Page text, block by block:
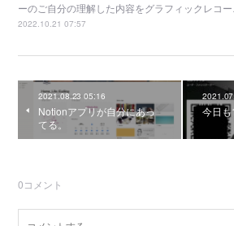
ーのご自分の理解した内容をグラフィックレコー
2022.10.21 07:57
2021.08.23 05:16
Notionアプリが自分にあっ
てる。
今日
0コメント